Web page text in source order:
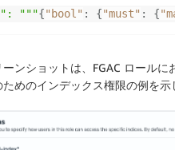
"""{"bool" : {"must" : {
ンショットは、FGAC ロールに
めのインデックス権限の例を示